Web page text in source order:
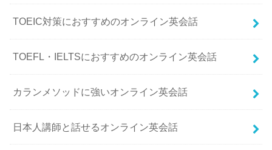
TOEIC対策におすすめのオンライン英会話
TOEFL・IELTSにおすすめのオンライン英会話
カランメソッドに強いオンライン英会話
日本人講師と話せるオンライン英会話